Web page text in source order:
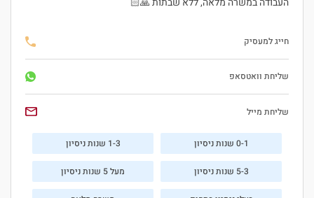
חייג למעסיק
שליחת וואטסאפ
שליחת מייל
0-1 שנות ניסיון 1-3 שנות ניסיון
5-3 שנות ניסיון מעל 5 שנות ניסיון